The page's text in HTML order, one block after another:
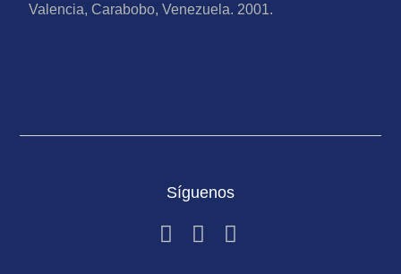
Valencia, Carabobo, Venezuela. 2001.
Síguenos